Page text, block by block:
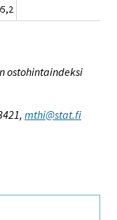
ostohintaindeksi
mthi@stat.fi